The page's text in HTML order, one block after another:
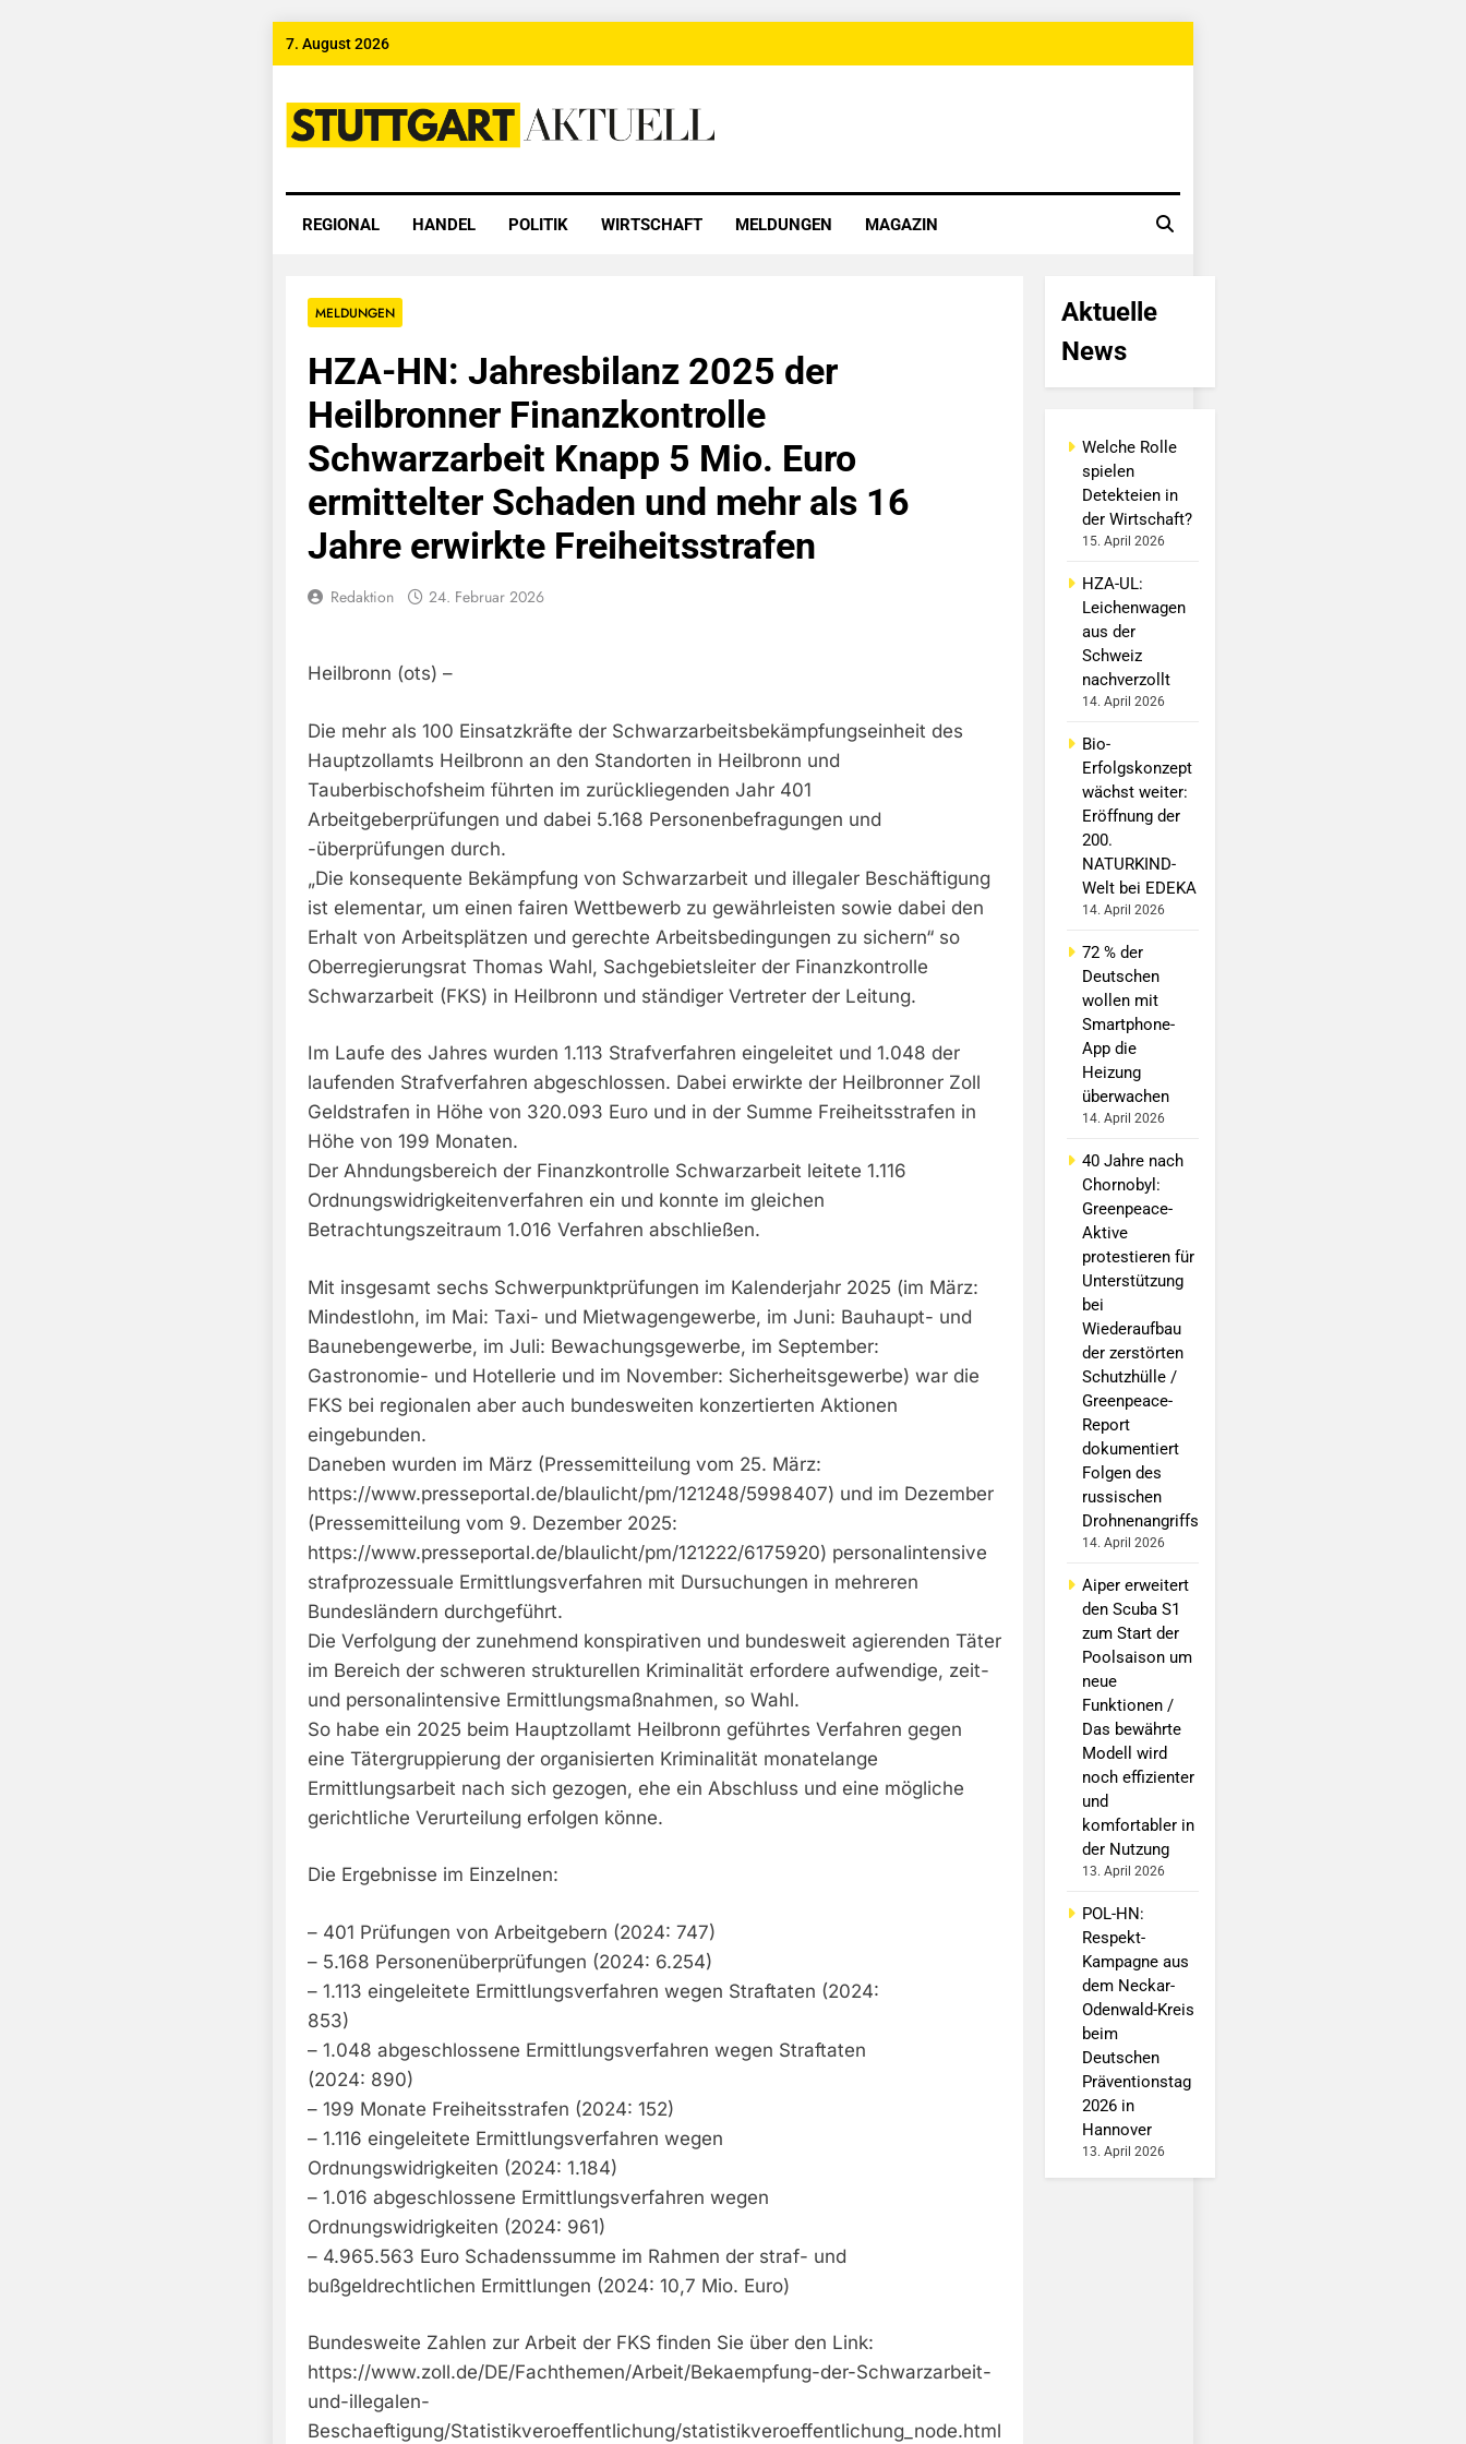
Skip
7. August 2026
Stuttgart Aktuell
REGIONAL HANDEL POLITIK WIRTSCHAFT MELDUNGEN MAGAZIN
MELDUNGEN
HZA-HN: Jahresbilanz 2025 der
Heilbronner Finanzkontrolle
Schwarzarbeit Knapp 5 Mio. Euro
ermittelter Schaden und mehr als 16
Jahre erwirkte Freiheitsstrafen
Redaktion 24. Februar 2026
Heilbronn (ots) –
Die mehr als 100 Einsatzkräfte der Schwarzarbeitsbekämpfungseinheit des
Hauptzollamts Heilbronn an den Standorten in Heilbronn und
Tauberbischofsheim führten im zurückliegenden Jahr 401
Arbeitgeberprüfungen und dabei 5.168 Personenbefragungen und
-überprüfungen durch.
„Die konsequente Bekämpfung von Schwarzarbeit und illegaler Beschäftigung
ist elementar, um einen fairen Wettbewerb zu gewährleisten sowie dabei den
Erhalt von Arbeitsplätzen und gerechte Arbeitsbedingungen zu sichern“ so
Oberregierungsrat Thomas Wahl, Sachgebietsleiter der Finanzkontrolle
Schwarzarbeit (FKS) in Heilbronn und ständiger Vertreter der Leitung.
Im Laufe des Jahres wurden 1.113 Strafverfahren eingeleitet und 1.048 der
laufenden Strafverfahren abgeschlossen. Dabei erwirkte der Heilbronner Zoll
Geldstrafen in Höhe von 320.093 Euro und in der Summe Freiheitsstrafen in
Höhe von 199 Monaten.
Der Ahndungsbereich der Finanzkontrolle Schwarzarbeit leitete 1.116
Ordnungswidrigkeitenverfahren ein und konnte im gleichen
Betrachtungszeitraum 1.016 Verfahren abschließen.
Mit insgesamt sechs Schwerpunktprüfungen im Kalenderjahr 2025 (im März:
Mindestlohn, im Mai: Taxi- und Mietwagengewerbe, im Juni: Bauhaupt- und
Baunebengewerbe, im Juli: Bewachungsgewerbe, im September:
Gastronomie- und Hotellerie und im November: Sicherheitsgewerbe) war die
FKS bei regionalen aber auch bundesweiten konzertierten Aktionen
eingebunden.
Daneben wurden im März (Pressemitteilung vom 25. März:
https://www.presseportal.de/blaulicht/pm/121248/5998407) und im Dezember
(Pressemitteilung vom 9. Dezember 2025:
https://www.presseportal.de/blaulicht/pm/121222/6175920) personalintensive
strafprozessuale Ermittlungsverfahren mit Dursuchungen in mehreren
Bundesländern durchgeführt.
Die Verfolgung der zunehmend konspirativen und bundesweit agierenden Täter
im Bereich der schweren strukturellen Kriminalität erfordere aufwendige, zeit-
und personalintensive Ermittlungsmaßnahmen, so Wahl.
So habe ein 2025 beim Hauptzollamt Heilbronn geführtes Verfahren gegen
eine Tätergruppierung der organisierten Kriminalität monatelange
Ermittlungsarbeit nach sich gezogen, ehe ein Abschluss und eine mögliche
gerichtliche Verurteilung erfolgen könne.
Die Ergebnisse im Einzelnen:
– 401 Prüfungen von Arbeitgebern (2024: 747)
– 5.168 Personenüberprüfungen (2024: 6.254)
– 1.113 eingeleitete Ermittlungsverfahren wegen Straftaten (2024:
853)
– 1.048 abgeschlossene Ermittlungsverfahren wegen Straftaten
(2024: 890)
– 199 Monate Freiheitsstrafen (2024: 152)
– 1.116 eingeleitete Ermittlungsverfahren wegen
Ordnungswidrigkeiten (2024: 1.184)
– 1.016 abgeschlossene Ermittlungsverfahren wegen
Ordnungswidrigkeiten (2024: 961)
– 4.965.563 Euro Schadenssumme im Rahmen der straf- und
bußgeldrechtlichen Ermittlungen (2024: 10,7 Mio. Euro)
Bundesweite Zahlen zur Arbeit der FKS finden Sie über den Link:
https://www.zoll.de/DE/Fachthemen/Arbeit/Bekaempfung-der-Schwarzarbeit-
und-illegalen-
Beschaeftigung/Statistikveroeffentlichung/statistikveroeffentlichung_node.html
Aktuelle
News
Welche Rolle
spielen
Detekteien in
der Wirtschaft?
15. April 2026
HZA-UL:
Leichenwagen
aus der
Schweiz
nachverzollt
14. April 2026
Bio-
Erfolgskonzept
wächst weiter:
Eröffnung der
200.
NATURKIND-
Welt bei EDEKA
14. April 2026
72 % der
Deutschen
wollen mit
Smartphone-
App die
Heizung
überwachen
14. April 2026
40 Jahre nach
Chornobyl:
Greenpeace-
Aktive
protestieren für
Unterstützung
bei
Wiederaufbau
der zerstörten
Schutzhülle /
Greenpeace-
Report
dokumentiert
Folgen des
russischen
Drohnenangriffs
14. April 2026
Aiper erweitert
den Scuba S1
zum Start der
Poolsaison um
neue
Funktionen /
Das bewährte
Modell wird
noch effizienter
und
komfortabler in
der Nutzung
13. April 2026
POL-HN:
Respekt-
Kampagne aus
dem Neckar-
Odenwald-Kreis
beim
Deutschen
Präventionstag
2026 in
Hannover
13. April 2026